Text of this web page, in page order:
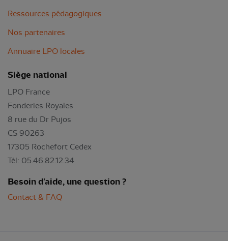
Ressources pédagogiques
Nos partenaires
Annuaire LPO locales
Siège national
LPO France
Fonderies Royales
8 rue du Dr Pujos
CS 90263
17305 Rochefort Cedex
Tél: 05.46.82.12.34
Besoin d'aide, une question ?
Contact & FAQ